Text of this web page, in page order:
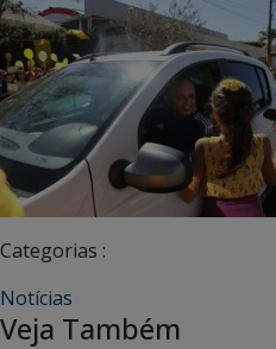
Categorias :
Notícias
Veja Também